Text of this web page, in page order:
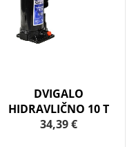
DVIGALO
HIDRAVLIČNO 10 T
34,39 €